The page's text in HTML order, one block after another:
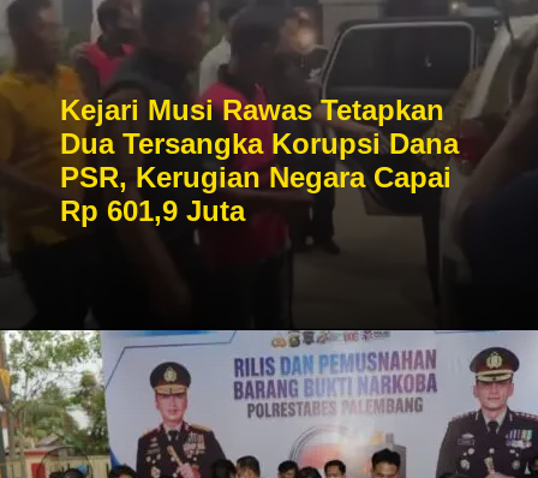
Kejari Musi Rawas Tetapkan
Dua Tersangka Korupsi Dana
PSR, Kerugian Negara Capai
Rp 601,9 Juta